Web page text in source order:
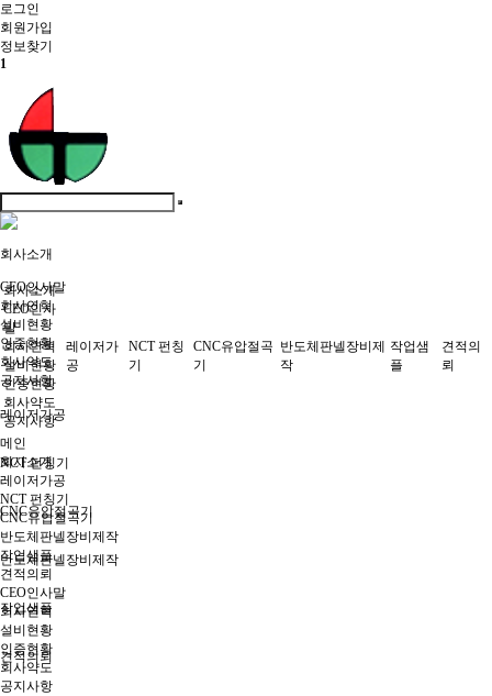
로그인
회원 가입
정보찾기
1
회사소개
CEO인사말
회사연혁
설비현황
인증현황
회사약도
공지사항
레이저가공
NCT 펀칭기
CNC유압절곡기
반도체판넬장비제작
작업샘플
견적의뢰
회사소개
CEO인사
말
회사연혁
설비현황
인증현황
회사약도
공지사항
레이저가
공
NCT 펀칭
기
CNC유압절곡
기
반도체판넬장비제
작
작업샘
플
견적의
뢰
메인
회사소개
레이저가공
NCT 펀칭기
CNC유압절곡기
반도체판넬장비제작
작업샘플
견적의뢰
CEO인사말
회사연혁
설비현황
인증현황
회사약도
공지사항